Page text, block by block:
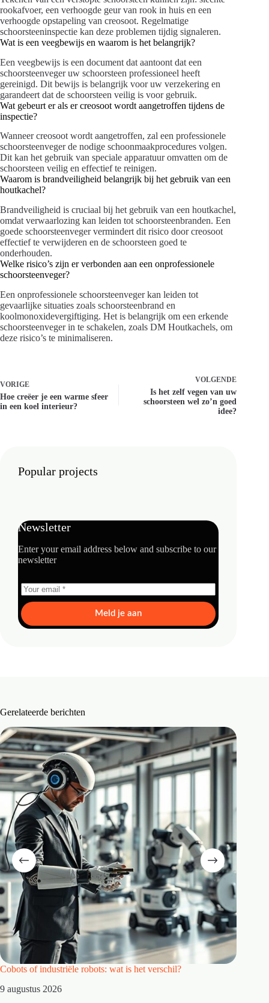
rookafvoer, een verhoogde geur van rook in huis en een
verhoogde opstapeling van creosoot. Regelmatige
schoorsteeninspectie kan deze problemen tijdig signaleren.
Wat is een veegbewijs en waarom is het belangrijk?
Een veegbewijs is een document dat aantoont dat een
schoorsteenveger uw schoorsteen professioneel heeft
gereinigd. Dit bewijs is belangrijk voor uw verzekering en
garandeert dat de schoorsteen veilig is voor gebruik.
Wat gebeurt er als er creosoot wordt aangetroffen tijdens de
inspectie?
Wanneer creosoot wordt aangetroffen, zal een professionele
schoorsteenveger de nodige schoonmaakprocedures volgen.
Dit kan het gebruik van speciale apparatuur omvatten om de
schoorsteen veilig en effectief te reinigen.
Waarom is brandveiligheid belangrijk bij het gebruik van een
houtkachel?
Brandveiligheid is cruciaal bij het gebruik van een houtkachel,
omdat verwaarlozing kan leiden tot schoorsteenbranden. Een
goede schoorsteenveger vermindert dit risico door creosoot
effectief te verwijderen en de schoorsteen goed te
onderhouden.
Welke risico’s zijn er verbonden aan een onprofessionele
schoorsteenveger?
Een onprofessionele schoorsteenveger kan leiden tot
gevaarlijke situaties zoals schoorsteenbrand en
koolmonoxidevergiftiging. Het is belangrijk om een erkende
schoorsteenveger in te schakelen, zoals DM Houtkachels, om
deze risico’s te minimaliseren.
VORIGE
Hoe creëer je een warme sfeer
in een koel interieur?
VOLGENDE
Is het zelf vegen van uw
schoorsteen wel zo’n goed
idee?
Popular projects
Newsletter
Enter your email address below and subscribe to our
newsletter
Meld je aan
Gerelateerde berichten
Cobots of industriële robots: wat is het verschil?
9 augustus 2026